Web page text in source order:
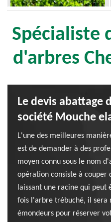
Spécialiste
d'arbres
Le devis abattage
société Mouche
L'une des meilleures
est de demander à des
moyen connu sous le nom
opération consiste à couper
laissant une racine qui peut
fois l'arbre trébuché, il sera
émondeurs pour réserver